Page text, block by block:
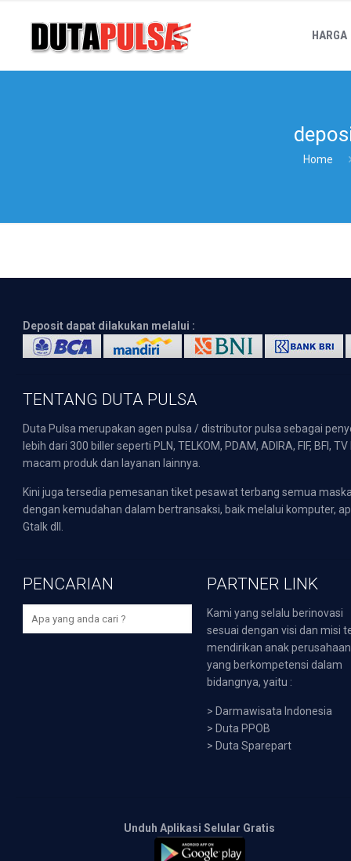
HARGA
Home
Deposit dapat dilakukan melalui :
TENTANG DUTA PULSA
Duta Pulsa merupakan agen pulsa / distributor pulsa sebagai
lebih dari 300 biller seperti PLN, TELKOM, PDAM, ADIRA, FIF,
macam produk dan layanan lainnya.
Kini juga tersedia pemesanan tiket pesawat terbang semua
dengan kemudahan dalam bertransaksi, baik melalui komputer,
Gtalk dll.
PENCARIAN PARTNER LINK
Kami yang selalu berinovasi
sesuai dengan visi dan misi
mendirikan anak perusahaan
yang berkompetensi dalam
bidangnya, yaitu :
> Darmawisata Indonesia
> Duta PPOB
> Duta Sparepart
Unduh Aplikasi Selular Gratis